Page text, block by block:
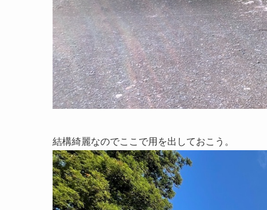
結構綺麗なのでここで用を出しておこう。